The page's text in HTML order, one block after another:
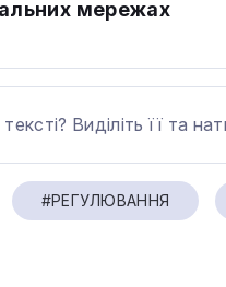
мережах
Виділіть її та
#РЕГУЛЮВАННЯ